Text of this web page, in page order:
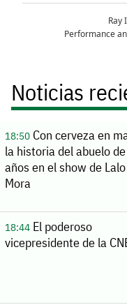
Noticias
18:50Con cerveza en
la historia del abuelo
años en el show de Lalo
Mora
18:44El poderoso
vicepresidente de la